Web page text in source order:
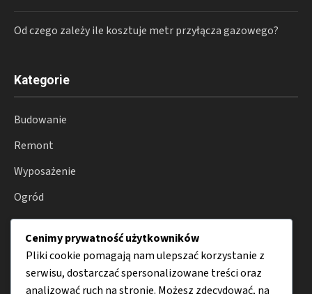
Od czego zależy ile kosztuje metr przyłącza gazowego?
Kategorie
Budowanie
Remont
Wyposażenie
Ogród
Smart home
Porady
Cenimy prywatność użytkowników
Pliki cookie pomagają nam ulepszać korzystanie z
serwisu, dostarczać spersonalizowane treści oraz
analizować ruch na stronie. Możesz zdecydować, na